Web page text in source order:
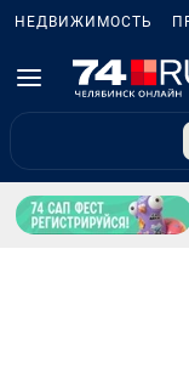
НЕДВИЖИМОСТЬ